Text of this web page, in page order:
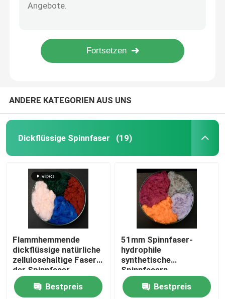
Akustik aus Polyesterfaser
Flammhemmender Polyester
Hohler konjugierter Siliconized-Polyester
Hohle konjugierte Polyester-Spinnfaser
Jungfrau-Polyester-Spinnfaser
Polymilchsäure-Faser
Faser mit niedrigem Schmelzpunkt
ANDERE KATEGORIEN AUS UNS
Dickflüssige Spinnfaser (19)
Flammhemmende
dickflüssige natürliche
zellulosehaltige Fasern
der Spinnfaser-
Längen-64mm
Bestpreis
51mm Spinnfaser-
hydrophile
synthetische
Spinnfasern
Bestpreis